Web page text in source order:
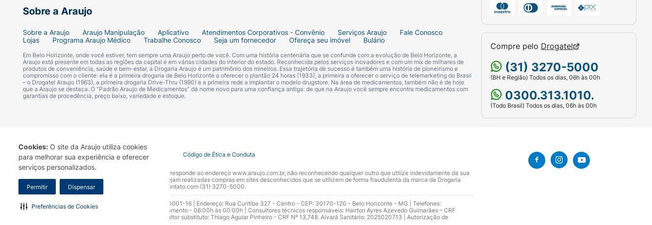
Cookies: O site da Araujo utiliza cookies
para melhorar sua experiência e oferecer
serviços personalizados.
Permitir Dispensar
Preferências de Cookies
Sobre a Araujo
Sobre a Araujo Araujo Manipulação Aplicativo Atendimentos Corporativos - Convênio Serviços Araujo
Fale Conosco
Lojas
Programa Araujo Médico Trabalhe Conosco Seja um fornecedor Ofereça seu imóvel Bulário
Em Belo Horizonte, onde você estiver, tem sempre uma Araujo perto de você. Com uma história centenária que se confunde com a evolução de Belo Horizonte, a
Araujo está presente em todas as regiões da capital e em várias cidades do interior do estado. Reconhecida pelos serviços inovadores e com um mix de milhares de
produtos de conveniência, saúde e bem-estar, a Drogaria Araujo é um patrimônio dos mineiros. Essa trajetória de sucesso é também uma história de pioneirismo e
compromisso com o cliente: ela é a primeira drogaria de Belo Horizonte a oferecer o plantão 24 horas (1933), a primeira a oferecer o serviço de telemarketing do Brasil
– o Drogatel Araujo (1963), a primeira drogaria Drive-Thru (1990) e a primeira rede a implantar o modelo drugstore. Na área de medicamentos, também não é de hoje
que a Araujo se destaca. O “Padrão Araujo de Medicamentos” dá nome novo para uma confiança antiga: de que na Araujo você sempre encontra medicamentos com
garantias de procedência, preço baixo, variedade e estoque.
Compre pelo Drogatel
(31) 3270-5000
(BH e Região) Todos os dias, 06h às 00h
0300.313.1010.
(Todo Brasil) Todos os dias, 06h às 00h
Termo de Uso Portal da Privacidade Covid-19 Código de Ética e Conduta
A Drogaria Araujo S/A informa que o seu site oficial corresponde ao endereço www.araujo.com.br, não reconhecendo qualquer outro que utilize indevidamente da sua
marca. Para sua segurança recomendamos que não sejam realizadas compras em sites desconhecidos que se utilizem de forma fraudulenta da marca da Drogaria
Araujo S.A. Em caso de dúvidas, gentileza entrar em contato com (31) 3270-5000.
Razão Social: Drogaria Araujo S.A | CNPJ: 17.256.512.0001-16 | Endereço: Rua Curitiba 327 - Centro - CEP: 30170-120 - Belo Horizonte - MG | Telefones:
0300.313.1010 e (31) 3270-5000 Horário de funcionamento - 06:00h às 00:00h | Consultores técnicos responsáveis: Hairton Ayres Azevedo Guimarães – CRF
10.965 | Yasmin Silva Alvarenga – CRF 52.584 - Consultor substituto: Thiago Aguiar Pinheiro - CRF Nº 13.748. Alvará Sanitário: 2025020713 | Autorização de